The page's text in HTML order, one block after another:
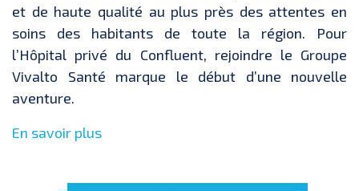
et de haute qualité au plus près des attentes en
soins des habitants de toute la région. Pour
l’Hôpital privé du Confluent, rejoindre le Groupe
Vivalto Santé marque le début d’une nouvelle
aventure.
En savoir plus